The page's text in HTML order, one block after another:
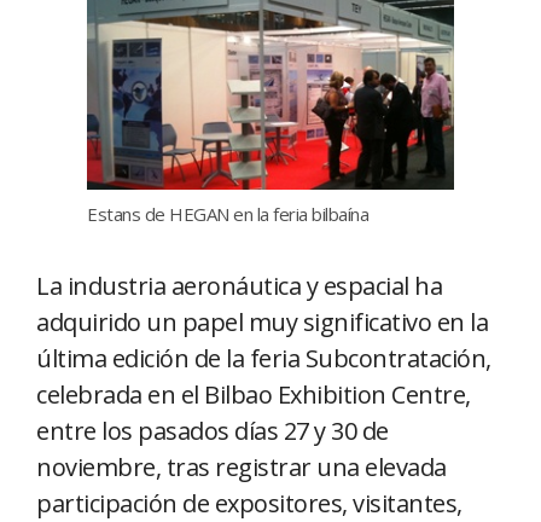
Estans de HEGAN en la feria bilbaína
La industria aeronáutica y espacial ha
adquirido un papel muy significativo en la
última edición de la feria Subcontratación,
celebrada en el Bilbao Exhibition Centre,
entre los pasados días 27 y 30 de
noviembre, tras registrar una elevada
participación de expositores, visitantes,